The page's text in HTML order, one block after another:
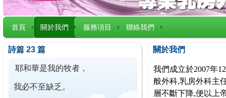
首頁 關於我們 服務項目 聯絡我們
詩篇 23 篇
耶和華是我的牧者，
我必不至缺乏。
關於我們
我們成立於2007年
般外科,乳房外科主
層不斷下降,便以上